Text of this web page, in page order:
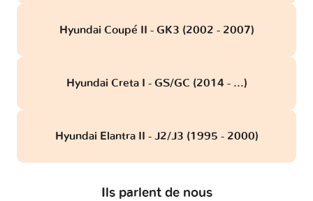
Hyundai Coupé II - GK3 (2002 - 2007)
Hyundai Creta I - GS/GC (2014 - ...)
Hyundai Elantra II - J2/J3 (1995 - 2000)
Ils parlent de nous